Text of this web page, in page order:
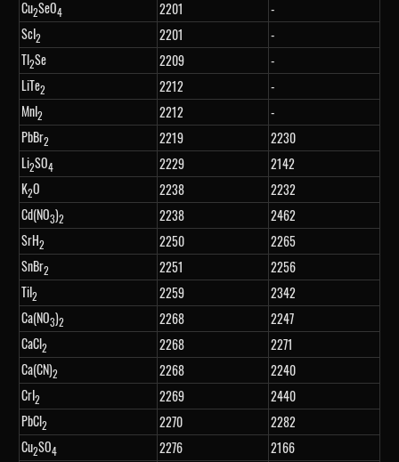
Cu2SeO4 2201
-
ScI2 2201
-
Tl2Se 2209
-
LiTe2 2212
-
MnI2 2212
-
PbBr2 2219
2230
Li2SO4 2229
2142
K2O 2238
2232
Cd(NO3)2 2238
2462
SrH2 2250
2265
SnBr2 2251
2256
TiI2 2259
2342
Ca(NO3)2 2268
2247
CaCl2 2268
2271
Ca(CN)2 2268
2240
CrI2 2269
2440
PbCl2 2270
2282
Cu2SO4 2276
2166